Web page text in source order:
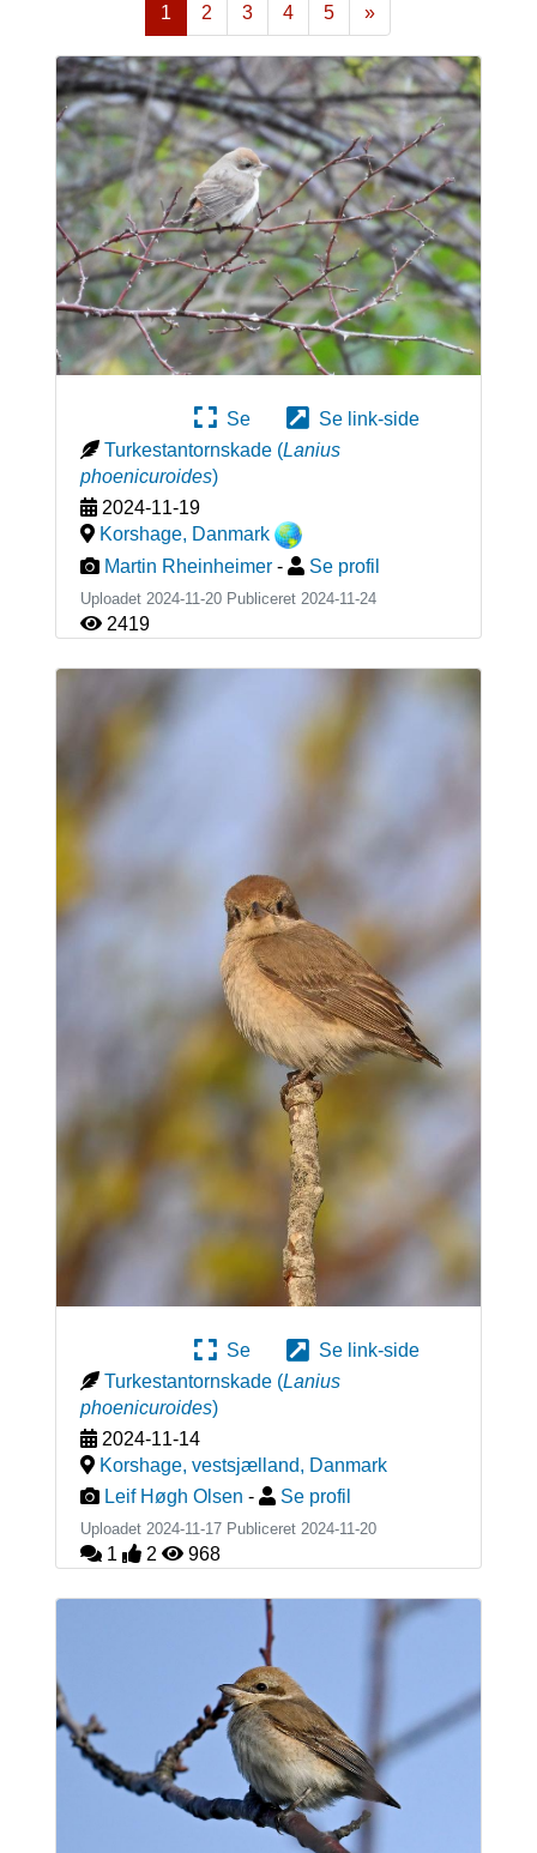
1 2 3 4 5
»
Næste
Se
Se link-side
Turkestantornskade (Lanius
phoenicuroides)
2024-11-19
Korshage, Danmark
Martin Rheinheimer - Se profil
Uploadet 2024-11-20 Publiceret 2024-11-24
2419
Se
Se link-side
Turkestantornskade (Lanius
phoenicuroides)
2024-11-14
Korshage, vestsjælland, Danmark
Leif Høgh Olsen - Se profil
Uploadet 2024-11-17 Publiceret 2024-11-20
1 2 968